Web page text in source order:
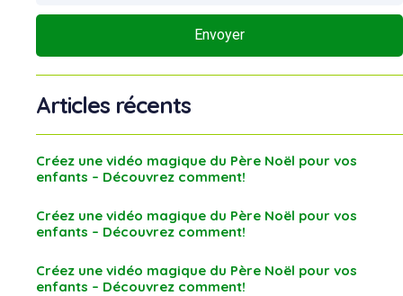
Envoyer
Articles récents
Créez une vidéo magique du Père Noël pour vos
enfants – Découvrez comment!
Créez une vidéo magique du Père Noël pour vos
enfants – Découvrez comment!
Créez une vidéo magique du Père Noël pour vos
enfants – Découvrez comment!